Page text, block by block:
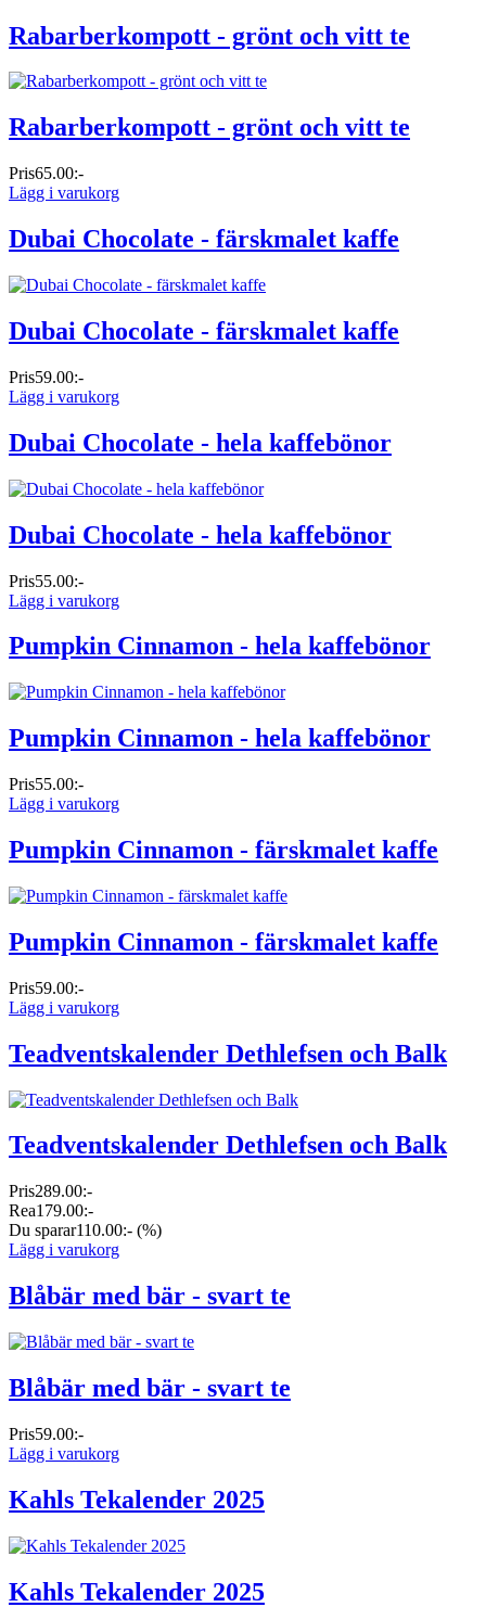
Rabarberkompott - grönt och vitt te
Rabarberkompott - grönt och vitt te
Pris65.00:-
Lägg i varukorg
Dubai Chocolate - färskmalet kaffe
Dubai Chocolate - färskmalet kaffe
Pris59.00:-
Lägg i varukorg
Dubai Chocolate - hela kaffebönor
Dubai Chocolate - hela kaffebönor
Pris55.00:-
Lägg i varukorg
Pumpkin Cinnamon - hela kaffebönor
Pumpkin Cinnamon - hela kaffebönor
Pris55.00:-
Lägg i varukorg
Pumpkin Cinnamon - färskmalet kaffe
Pumpkin Cinnamon - färskmalet kaffe
Pris59.00:-
Lägg i varukorg
Teadventskalender Dethlefsen och Balk
Teadventskalender Dethlefsen och Balk
Pris289.00:-
Rea179.00:-
Du sparar110.00:- (%)
Lägg i varukorg
Blåbär med bär - svart te
Blåbär med bär - svart te
Pris59.00:-
Lägg i varukorg
Kahls Tekalender 2025
Kahls Tekalender 2025